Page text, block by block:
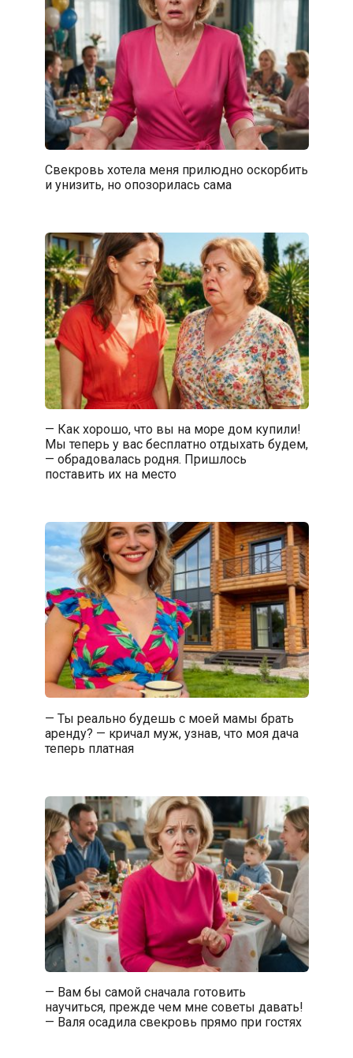
Свекровь хотела меня прилюдно оскорбить
и унизить, но опозорилась сама
— Как хорошо, что вы на море дом купили!
Мы теперь у вас бесплатно отдыхать будем,
— обрадовалась родня. Пришлось
поставить их на место
— Ты реально будешь с моей мамы брать
аренду? — кричал муж, узнав, что моя дача
теперь платная
— Вам бы самой сначала готовить
научиться, прежде чем мне советы давать!
— Валя осадила свекровь прямо при гостях